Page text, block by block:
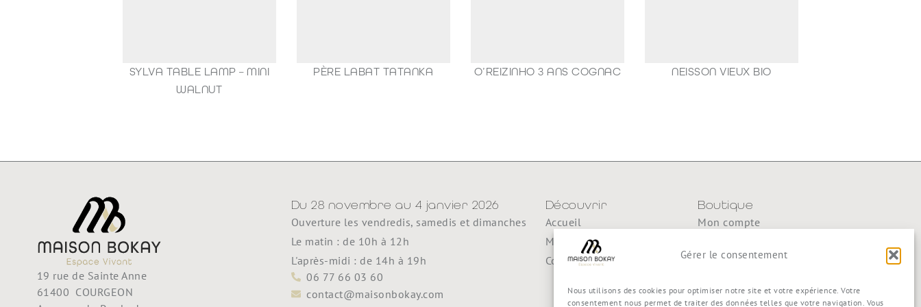
Gérer le consentement
Nous utilisons des cookies pour optimiser notre site et votre expérience. Votre
consentement nous permet de traiter des données telles que votre navigation. Vous
SYLVA TABLE LAMP – MINI
WALNUT
PÈRE LABAT TATANKA O’REIZINHO 3 ANS COGNAC NEISSON VIEUX BIO
19 rue de Sainte Anne
61400 COURGEON
Du 28 novembre au 4 janvier 2026
Ouverture les vendredis, samedis et dimanches
Le matin : de 10h à 12h
L'après-midi : de 14h à 19h
06 77 66 03 60
contact@maisonbokay.com
Découvrir
Accueil
Maison Bokay
Contact
Boutique
Mon compte
Commande